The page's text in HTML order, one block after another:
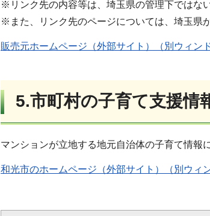
※リンク先の内容等は、埼玉県の管理下ではな
※また、リンク先のページについては、埼玉県
販売元ホームページ（外部サイト）（別ウィン
5.市町村の子育て支援情
マンションが立地する地元自治体の子育て情報
和光市のホームページ（外部サイト）（別ウィ